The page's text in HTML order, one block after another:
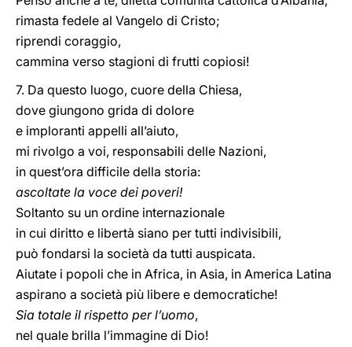
rimasta fedele al Vangelo di Cristo;
riprendi coraggio,
cammina verso stagioni di frutti copiosi!
7. Da questo luogo, cuore della Chiesa,
dove giungono grida di dolore
e imploranti appelli all’aiuto,
mi rivolgo a voi, responsabili delle Nazioni,
in quest’ora difficile della storia:
ascoltate la voce dei poveri!
Soltanto su un ordine internazionale
in cui diritto e libertà siano per tutti indivisibili,
può fondarsi la società da tutti auspicata.
Aiutate i popoli che in Africa, in Asia, in America Latina
aspirano a società più libere e democratiche!
Sia totale il rispetto per l’uomo,
nel quale brilla l’immagine di Dio!